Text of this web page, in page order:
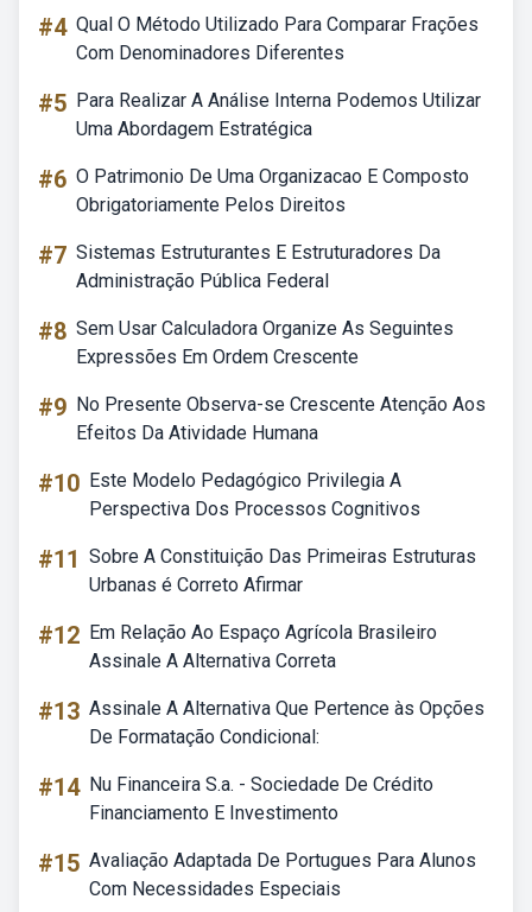
#4 Qual O Método Utilizado Para Comparar Frações
Com Denominadores Diferentes
#5 Para Realizar A Análise Interna Podemos Utilizar
Uma Abordagem Estratégica
#6 O Patrimonio De Uma Organizacao E Composto
Obrigatoriamente Pelos Direitos
#7 Sistemas Estruturantes E Estruturadores Da
Administração Pública Federal
#8 Sem Usar Calculadora Organize As Seguintes
Expressões Em Ordem Crescente
#9 No Presente Observa-se Crescente Atenção Aos
Efeitos Da Atividade Humana
#10 Este Modelo Pedagógico Privilegia A
Perspectiva Dos Processos Cognitivos
#11 Sobre A Constituição Das Primeiras Estruturas
Urbanas é Correto Afirmar
#12 Em Relação Ao Espaço Agrícola Brasileiro
Assinale A Alternativa Correta
#13 Assinale A Alternativa Que Pertence às Opções
De Formatação Condicional:
#14 Nu Financeira S.a. - Sociedade De Crédito
Financiamento E Investimento
#15 Avaliação Adaptada De Portugues Para Alunos
Com Necessidades Especiais